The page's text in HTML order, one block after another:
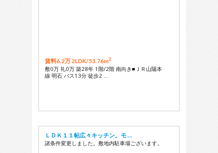
賃料6.2万 2LDK/53.76m2
敷0万 礼0万 築28年 1階/2階 南向き■ＪＲ山陽本
線 明石 バス13分 徒歩2 …
ＬＤＫ１１帖広々キッチン。モ …
諸条件変更しました。敷地内駐車場ございます。